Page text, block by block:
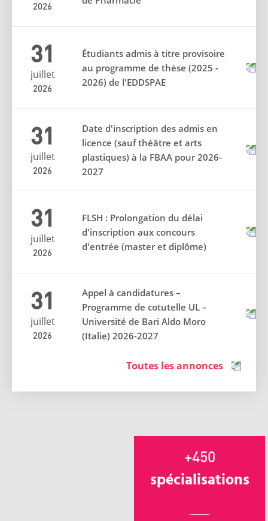
2026
31
juillet
2026
Étudiants admis à titre provisoire
au programme de thèse (2025 -
2026) de l'EDDSPAE
31
juillet
2026
Date d'inscription des admis en
licence (sauf théâtre et arts
plastiques) à la FBAA pour 2026-
2027
31
juillet
2026
FLSH : Prolongation du délai
d'inscription aux concours
d'entrée (master et diplôme)
31
juillet
2026
Appel à candidatures –
Programme de cotutelle UL –
Université de Bari Aldo Moro
(Italie) 2026-2027
Toutes les annonces
+450
spécialisations